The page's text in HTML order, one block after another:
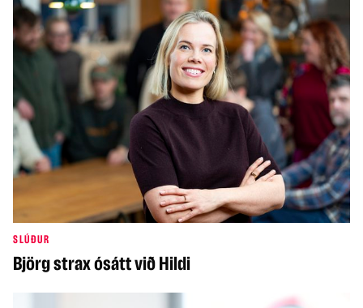
SLÚÐUR
Björg strax ósátt við Hildi